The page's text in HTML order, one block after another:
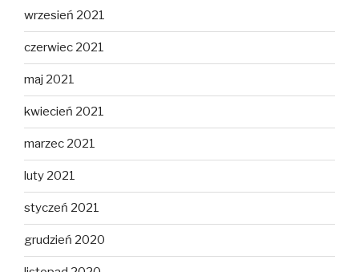
wrzesień 2021
czerwiec 2021
maj 2021
kwiecień 2021
marzec 2021
luty 2021
styczeń 2021
grudzień 2020